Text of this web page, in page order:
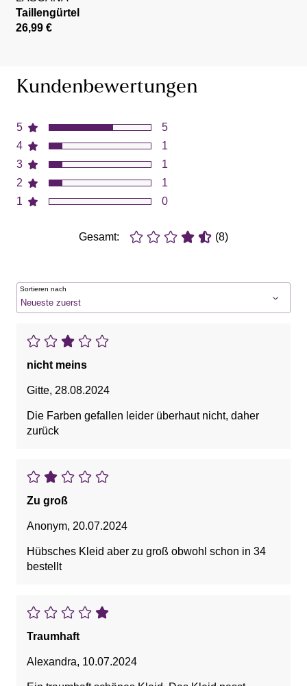
Taillengürtel
26,99 €
Kundenbewertungen
5
4
3
2
1
5
1
1
1
0
Gesamt: (8)
Sortieren nach
nicht meins
Gitte, 28.08.2024
Die Farben gefallen leider überhaut nicht, daher
zurück
Zu groß
Anonym, 20.07.2024
Hübsches Kleid aber zu groß obwohl schon in 34
bestellt
Traumhaft
Alexandra, 10.07.2024